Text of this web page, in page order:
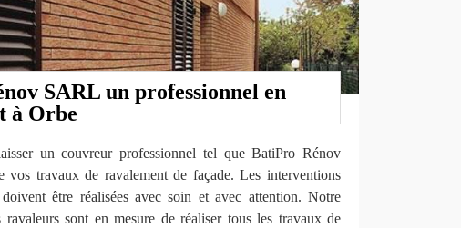
SARL un professionnel en
à Orbe
un couvreur professionnel tel que BatiPro Rénov
vos travaux de ravalement de façade. Les interventions
être réalisées avec soin et avec attention. Notre
ravaleurs sont en mesure de réaliser tous les travaux de